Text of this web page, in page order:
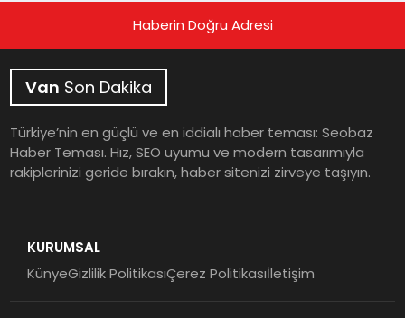
Haberin Doğru Adresi
Van Son Dakika
Türkiye’nin en güçlü ve en iddialı haber teması: Seobaz
Haber Teması. Hız, SEO uyumu ve modern tasarımıyla
rakiplerinizi geride bırakın, haber sitenizi zirveye taşıyın.
KURUMSAL
KünyeGizlilik PolitikasıÇerez Politikasıİletişim